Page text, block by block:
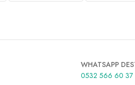
WHATSAPP
0532 566 60 37